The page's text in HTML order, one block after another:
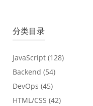
分类目录
JavaScript (128)
Backend (54)
DevOps (45)
HTML/CSS (42)